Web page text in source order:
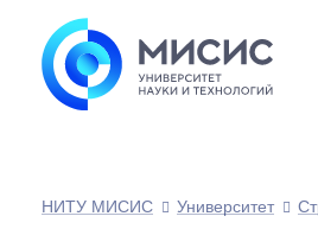
НИТУ МИСИС Университет